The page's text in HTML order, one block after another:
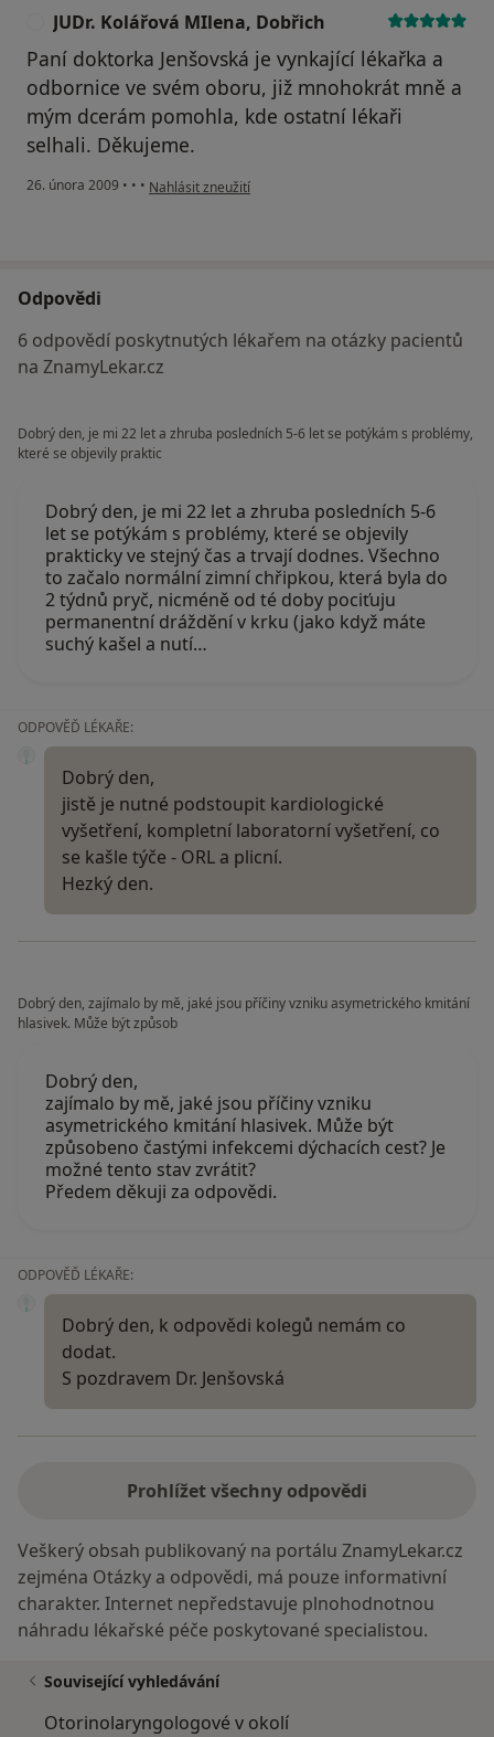
JUDr. Kolářová MIlena, Dobřich
Paní doktorka Jenšovská je vynkající lékařka a
odbornice ve svém oboru, již mnohokrát mně a
mým dcerám pomohla, kde ostatní lékaři
selhali. Děkujeme.
26. února 2009 • • • podle názoru uživatele JUDr. Kolářová MIlena, Dobřich
Nahlásit zneužití
Odpovědi
6 odpovědí poskytnutých lékařem na otázky pacientů
na ZnamyLekar.cz
Dobrý den, je mi 22 let a zhruba posledních 5-6 let se potýkám s problémy,
které se objevily praktic
Dobrý den, je mi 22 let a zhruba posledních 5-6
let se potýkám s problémy, které se objevily
prakticky ve stejný čas a trvají dodnes. Všechno
to začalo normální zimní chřipkou, která byla do
2 týdnů pryč, nicméně od té doby pociťuju
permanentní dráždění v krku (jako když máte
suchý kašel a nutí…
ODPOVĚĎ LÉKAŘE:
Dobrý den,
jistě je nutné podstoupit kardiologické
vyšetření, kompletní laboratorní vyšetření, co
se kašle týče - ORL a plicní.
Hezký den.
Dobrý den, zajímalo by mě, jaké jsou příčiny vzniku asymetrického kmitání
hlasivek. Může být způsob
Dobrý den,
zajímalo by mě, jaké jsou příčiny vzniku
asymetrického kmitání hlasivek. Může být
způsobeno častými infekcemi dýchacích cest? Je
možné tento stav zvrátit?
Předem děkuji za odpovědi.
ODPOVĚĎ LÉKAŘE:
Dobrý den, k odpovědi kolegů nemám co
dodat.
S pozdravem Dr. Jenšovská
Prohlížet všechny odpovědi
Veškerý obsah publikovaný na portálu ZnamyLekar.cz
zejména Otázky a odpovědi, má pouze informativní
charakter. Internet nepředstavuje plnohodnotnou
náhradu lékařské péče poskytované specialistou.
Související vyhledávání
Otorinolaryngologové v okolí